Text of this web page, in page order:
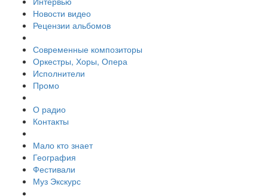
Новости видео
Рецензии альбомов
Современные композиторы
Оркестры, Хоры, Опера
Исполнители
Промо
О радио
Контакты
Мало кто знает
География
Фестивали
Муз Экскурс